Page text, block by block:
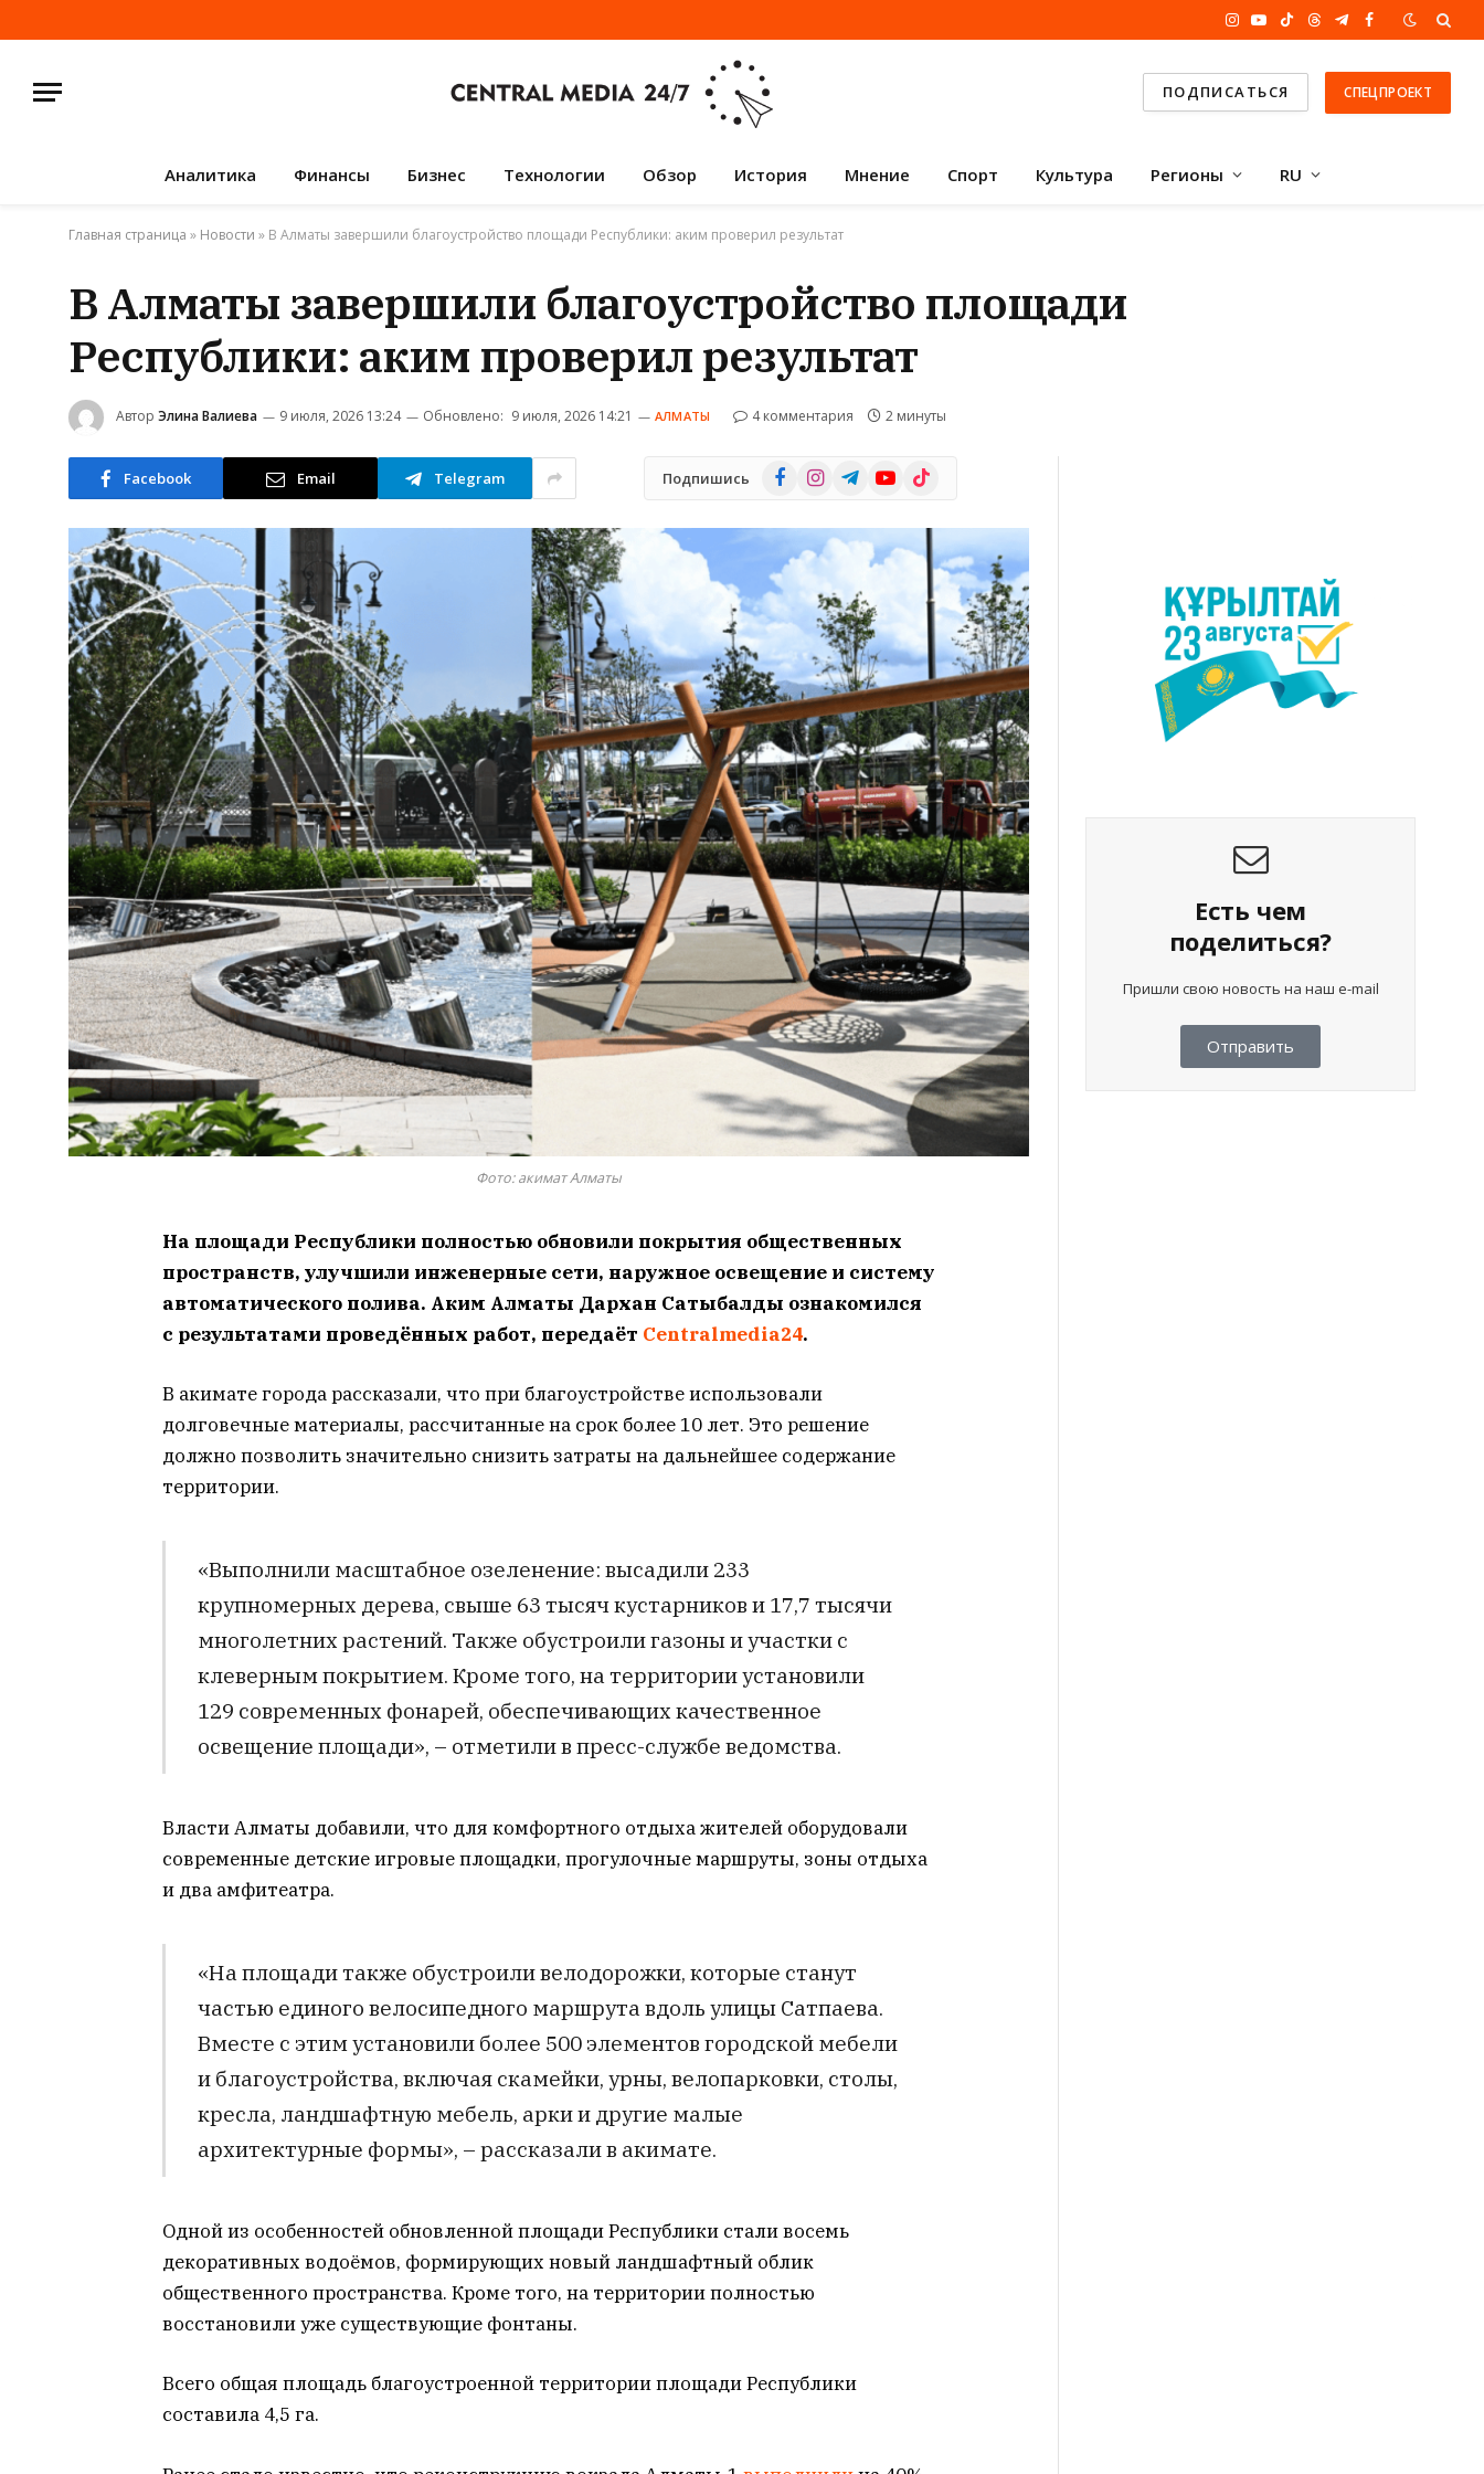
Instagram
YouTube
TikTokThreadsTelegram
Facebook
ПОДПИСАТЬСЯ СПЕЦПРОЕКТ
Аналитика Финансы Бизнес Технологии Обзор История Мнение Спорт Культура Регионы RU
Главная страница » Новости » В Алматы завершили благоустройство площади Республики: аким проверил результат
В Алматы завершили благоустройство площади
Республики: аким проверил результат
Автор Элина Валиева 9 июля, 2026 13:24 Обновлено: 9 июля, 2026 14:21 АЛМАТЫ 4 комментария 2 минуты
Facebook Email Telegram Подпишись FacebookInstagramTelegramYouTube
TikTok
Фото: акимат Алматы
На площади Республики полностью обновили покрытия общественных
пространств, улучшили инженерные сети, наружное освещение и систему
автоматического полива. Аким Алматы Дархан Сатыбалды ознакомился
с результатами проведённых работ, передаёт Centralmedia24.
В акимате города рассказали, что при благоустройстве использовали
долговечные материалы, рассчитанные на срок более 10 лет. Это решение
должно позволить значительно снизить затраты на дальнейшее содержание
территории.
«Выполнили масштабное озеленение: высадили 233
крупномерных дерева, свыше 63 тысяч кустарников и 17,7 тысячи
многолетних растений. Также обустроили газоны и участки с
клеверным покрытием. Кроме того, на территории установили
129 современных фонарей, обеспечивающих качественное
освещение площади», – отметили в пресс-службе ведомства.
Власти Алматы добавили, что для комфортного отдыха жителей оборудовали
современные детские игровые площадки, прогулочные маршруты, зоны отдыха
и два амфитеатра.
«На площади также обустроили велодорожки, которые станут
частью единого велосипедного маршрута вдоль улицы Сатпаева.
Вместе с этим установили более 500 элементов городской мебели
и благоустройства, включая скамейки, урны, велопарковки, столы,
кресла, ландшафтную мебель, арки и другие малые
архитектурные формы», – рассказали в акимате.
Одной из особенностей обновленной площади Республики стали восемь
декоративных водоёмов, формирующих новый ландшафтный облик
общественного пространства. Кроме того, на территории полностью
восстановили уже существующие фонтаны.
Всего общая площадь благоустроенной территории площади Республики
составила 4,5 га.
Есть чем
поделиться?
Пришли свою новость на наш e-mail
Отправить